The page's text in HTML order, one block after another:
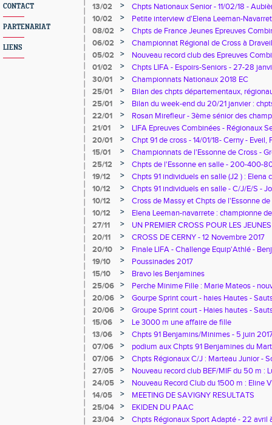
CONTACT
PARTENARIAT
LIENS
13/02
>
Chpts Nationaux Senior - 11/02/18 -
Rosan
10/02 >
Petite interview d'Elena Leeman-
Jeunes des Epreuves Combinées
08/02 >
Chpts de France Jeunes Epreuves
Elena
06/02 >
Championnat Régional de Cross à
05/02
>
Nouveau record club des Epreuves
Navarette
01/02 >
Chpts LIFA - Espoirs-Seniors - 27-28
30/01
>
Championnats Nationaux 2018 EC
25/01
>
Bilan des chpts départementaux,
2018
25/01 >
Bilan du week-end du 20/21 janvier :
régionaux et LIFA
22/01 >
Rosan Mirefleur - 3ème sénior des
individuels en salle
21/01 >
LIFA Epreuves Combinées - Régionaux
longs
20/01 >
Chpt 91 de cross - 14/01/18- Cerny -
Minime
15/01 >
Championnats de l'Essonne de Cross -
25/12
>
Chpts de l'Essonne en salle - 200-400-
Eaubonne
19/12 >
Chpts 91 individuels en salle (J2 ) : Elena
et 2 records club battus
10/12 >
Chpts 91 individuels en salle - C/J/E/S -
Viry
10/12 >
Cross de Massy et Chpts de l'Essonne
10/12
>
Elena Leeman-navarrete : championne
combinées en salle
27/11 >
UN PREMIER CROSS POUR LES JEUNES
20/11
>
CROSS DE CERNY - 12 Novembre 2017
20/10
>
Finale LIFA - Challenge Equip'Athlé -
2017
19/10 >
Poussinades 2017
15/10
>
Bravo les Benjamines
25/06
>
Perche Minime Fille : Marie Mateos -
20/06
>
Gourpe Sprint court - haies Hautes -
juin à Montgeron
20/06 >
Groupe Sprint court - Haies hautes -
28 Mai à Longjumeau
15/06 >
Le 3000 m une affaire de fille
13/06
>
Chpts 91 Benjamins/Minimes - 5 juin
qualifiés
07/06 >
podium aux Chpts 91 Benjamines du
Marie, Naemie, Raphaelle et Chahinda
07/06 >
Chpts Régionaux C/J : Marteau Junior -
27/05
>
Nouveau record club BEF/MIF du 50 m :
24/05
>
Nouveau Record Club du 1500 m : Eline
14/05
>
MEETING DE SAVIGNY RESULTATS
25/04
>
EKIDEN DU PAAC
23/04
>
Chpts Régionaux Sport Adapté - 22 avril